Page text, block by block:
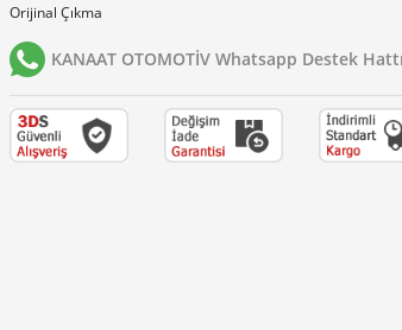
Orijinal Çıkma
KANAAT OTOMOTİV Whatsapp Destek Hattı